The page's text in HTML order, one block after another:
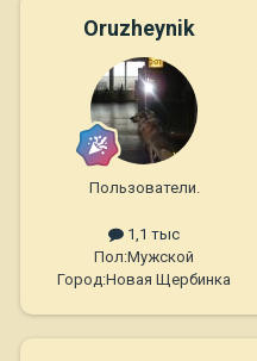
Oruzheynik
Пользователи.
1,1 тыс
Пол:Мужской
Город:Новая Щербинка